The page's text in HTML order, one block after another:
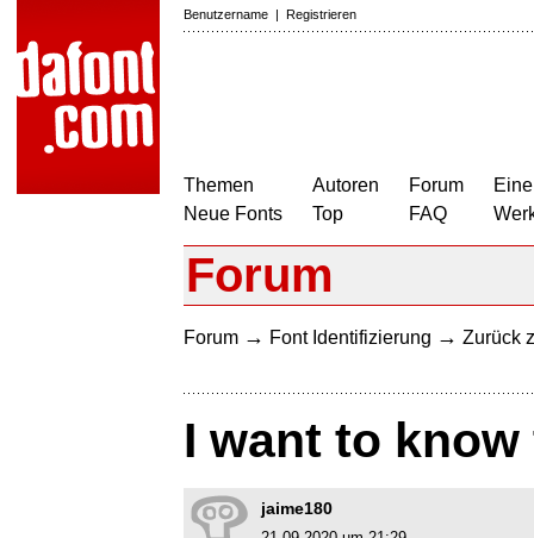
Benutzername | Registrieren
Themen
Neue Fonts
Autoren
Top
Forum
FAQ
Forum
Forum → Font Identifizierung → Zurück
I want to
jaime180